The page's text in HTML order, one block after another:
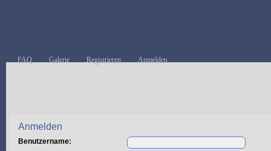
FAQ Galerie Registrieren Anmelden
Anmelden
Benutzername: